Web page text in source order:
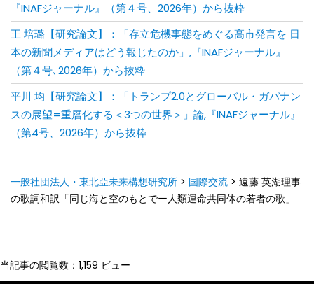
『INAFジャーナル』（第４号、2026年）から抜粋
王 培璐【研究論文】：「存⽴危機事態をめぐる⾼市発⾔を ⽇
本の新聞メディアはどう報じたのか」,『INAFジャーナル』
（第４号､2026年）から抜粋
平川 均【研究論文】：「トランプ2.0とグローバル・ガバナン
スの展望=重層化する＜3つの世界＞」論,『INAFジャーナル』
（第4号、2026年）から抜粋
一般社団法人・東北亞未来構想研究所 > 国際交流 > 遠藤 英湖理事
の歌詞和訳「同じ海と空のもとでー人類運命共同体の若者の歌」
当記事の閲覧数：1,159 ビュー